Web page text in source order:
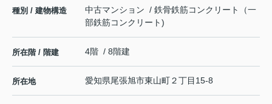
種別 / 建物構造
中古マンション / 鉄骨鉄筋コンクリート（一
部鉄筋コンクリート)
所在階 / 階建 4階 / 8階建
所在地 愛知県尾張旭市東山町２丁目15-8